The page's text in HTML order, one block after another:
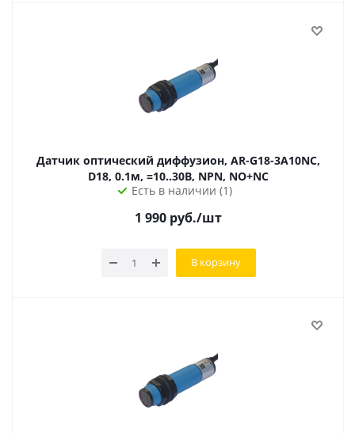
Датчик оптический диффузион, AR-G18-3A10NC,
D18, 0.1м, =10..30В, NPN, NO+NC
Есть в наличии (1)
1 990 руб./шт
В корзину